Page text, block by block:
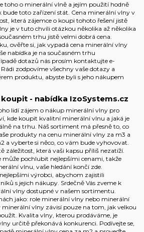
toho o minerální vlně a jejím použití hodně
bude toto zařízení stát. Cena minerální vlny v
která zájemce o koupi tohoto řešení jistě
je v tuto chvíli otázkou několika až několika
trhu jistě velmi dobrá cena.
ověřte si, jak vypadá cena minerální vlny
nabídka je na současném trhu
dotazů nás prosím kontaktujte e-
zodpovíme všechny vaše dotazy a
produktu, abyste byli s jeho nákupem
- nabídka IzoSystems.cz
lidí zájem o nákup minerální vlny pro
kde koupit kvalitní minerální vlnu a jaká je
na trhu. Náš sortiment má přesně to, co
produkty na cenu minerální vlny za m3 a
a vyberte si něco, co vám bude vyhovovat.
záležitost, která vaši kapsu příliš nezatíží.
může pochlubit nejlepšími cenami, takže
vlnu, vaše hledání končí zde.
výrobci, abychom zajistili
s jejich nákupy. Srdečně Vás zveme k
vlny dostupné v našem sortimentu.
jako: role minerální vlny nebo minerální
vlny závisí pouze na tom, jak velkou
Kvalita vlny, kterou prodáváme, je
určitě překonává konkurenci. Podívejte se,